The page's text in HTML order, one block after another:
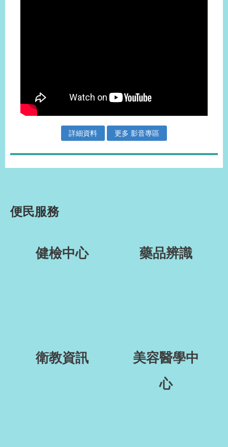
詳細資料 更多 影音專區
便民服務
健檢中心 藥品辨識
衛教資訊
美容醫學中
心